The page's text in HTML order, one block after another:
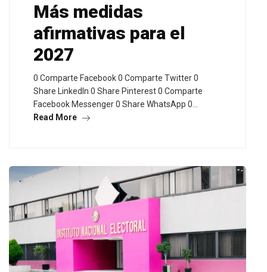
Más medidas
afirmativas para el
2027
0 Comparte Facebook 0 Comparte Twitter 0
Share LinkedIn 0 Share Pinterest 0 Comparte
Facebook Messenger 0 Share WhatsApp 0…
Read More